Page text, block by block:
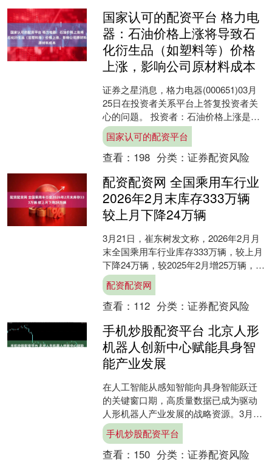
国家认可的配资平台 格力电
器：石油价格上涨将导致石
化衍生品（如塑料等）价格
上涨，影响公司原材料成本
证券之星消息，格力电器(000651)03月
25日在投资者关系平台上答复投资者关
心的问题。 投资者：石油价格上涨是否
会对格力的业务造成影响？格力电器董
秘：尊敬的....
国家认可的配资平台
查看： 198 分类： 证券配资风险
配资配资网 全国乘用车行业
2026年2月末库存333万辆
较上月下降24万辆
3月21日，崔东树发文称，2026年2月月
末全国乘用车行业库存333万辆，较上月
下降24万辆，较2025年2月增25万辆，形
成库存受控下降的较好趋势。 乘联分
会....
配资配资网
查看： 112 分类： 证券配资风险
手机炒股配资平台 北京人形
机器人创新中心赋能具身智
能产业发展
在人工智能从感知智能向具身智能跃迁
的关键窗口期，高质量数据已成为驱动
人形机器人产业发展的战略资源。3月20
日，北青报记者从北京人形机器人创新
中心（以下简称北京人....
手机炒股配资平台
查看： 150 分类： 证券配资风险